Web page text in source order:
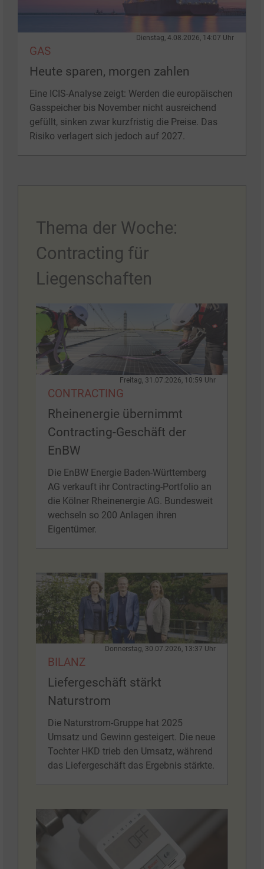
Dienstag, 4.08.2026, 14:07 Uhr
GAS
Heute sparen, morgen zahlen
Eine ICIS-Analyse zeigt: Werden die europäischen
Gasspeicher bis November nicht ausreichend
gefüllt, sinken zwar kurzfristig die Preise. Das
Risiko verlagert sich jedoch auf 2027.
Thema der Woche:
Contracting für
Liegenschaften
Freitag, 31.07.2026, 10:59 Uhr
CONTRACTING
Rheinenergie übernimmt
Contracting-Geschäft der
EnBW
Die EnBW Energie Baden-Württemberg
AG verkauft ihr Contracting-Portfolio an
die Kölner Rheinenergie AG. Bundesweit
wechseln so 200 Anlagen ihren
Eigentümer.
Donnerstag, 30.07.2026, 13:37 Uhr
BILANZ
Liefergeschäft stärkt
Naturstrom
Die Naturstrom-Gruppe hat 2025
Umsatz und Gewinn gesteigert. Die neue
Tochter HKD trieb den Umsatz, während
das Liefergeschäft das Ergebnis stärkte.